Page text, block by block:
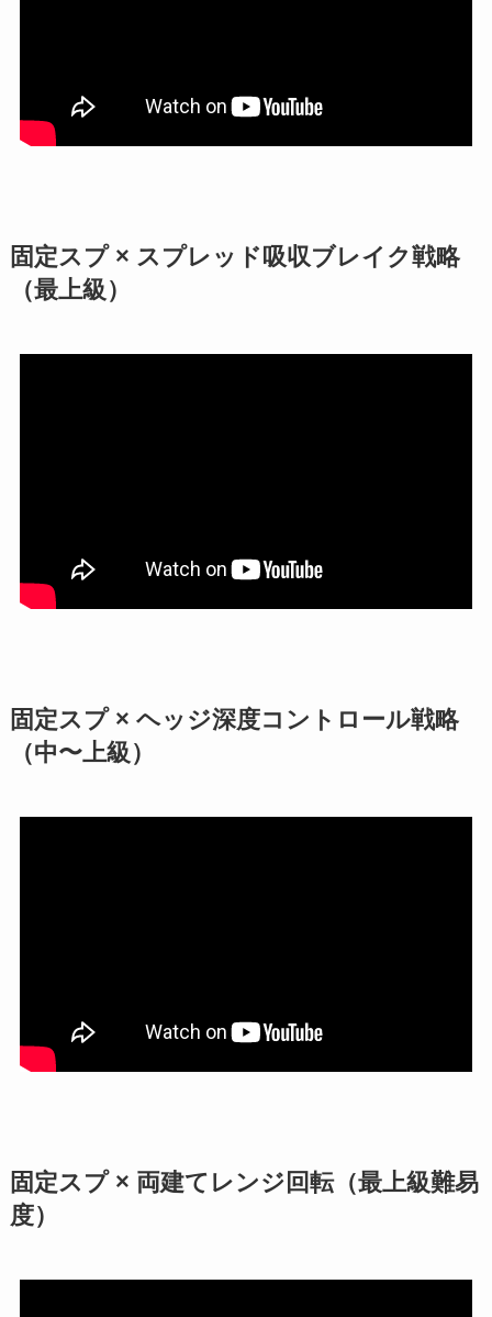
固定スプ × スプレッド吸収ブレイク戦略
（最上級）
固定スプ × ヘッジ深度コントロール戦略
（中〜上級）
固定スプ × 両建てレンジ回転（最上級難易
度）